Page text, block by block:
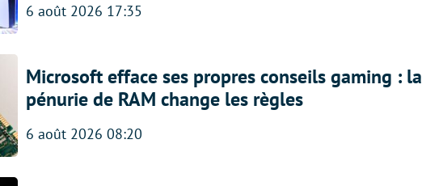
6 août 2026 17:35
Microsoft efface ses propres conseils gaming : la
pénurie de RAM change les règles
6 août 2026 08:20